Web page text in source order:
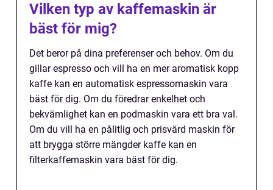
Vilken typ av kaffemaskin är
bäst för mig?
Det beror på dina preferenser och behov. Om du
gillar espresso och vill ha en mer aromatisk kopp
kaffe kan en automatisk espressomaskin vara
bäst för dig. Om du föredrar enkelhet och
bekvämlighet kan en podmaskin vara ett bra val.
Om du vill ha en pålitlig och prisvärd maskin för
att brygga större mängder kaffe kan en
filterkaffemaskin vara bäst för dig.